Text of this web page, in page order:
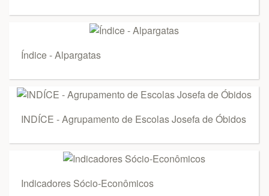
Índice - Alpargatas
INDÍCE - Agrupamento de Escolas Josefa de Óbidos
Indicadores Sócio-Econômicos